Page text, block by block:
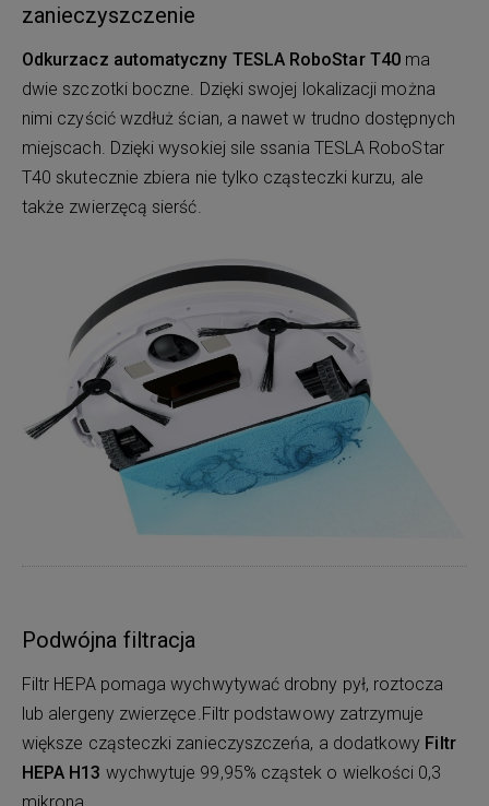
zanieczyszczenie
Odkurzacz automatyczny TESLA RoboStar T40 ma
dwie szczotki boczne. Dzięki swojej lokalizacji można
nimi czyścić wzdłuż ścian, a nawet w trudno dostępnych
miejscach. Dzięki wysokiej sile ssania TESLA RoboStar
T40 skutecznie zbiera nie tylko cząsteczki kurzu, ale
także zwierzęcą sierść.
Podwójna filtracja
Filtr HEPA pomaga wychwytywać drobny pył, roztocza
lub alergeny zwierzęce.Filtr podstawowy zatrzymuje
większe cząsteczki zanieczyszczeńa, a dodatkowy Filtr
HEPA H13 wychwytuje 99,95% cząstek o wielkości 0,3